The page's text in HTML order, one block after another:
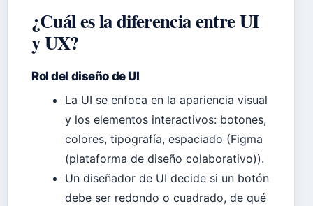
¿Cuál es la diferencia entre UI
y UX?
Rol del diseño de UI
La UI se enfoca en la apariencia visual
y los elementos interactivos: botones,
colores, tipografía, espaciado (Figma
(plataforma de diseño colaborativo)).
Un diseñador de UI decide si un botón
debe ser redondo o cuadrado, de qué